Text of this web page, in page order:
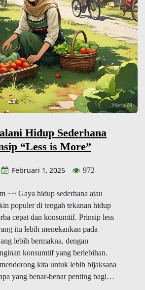
Hidup Sederhana
“Less is More”
Februari 1, 2025 972
~~ Gaya hidup sederhana atau
populer di tengah tekanan hidup
cepat dan konsumtif. Prinsip less
itu lebih menekankan pada
lebih bermakna, dengan
konsumtif yang berlebihan.
kita untuk lebih bijaksana
yang benar-benar penting bagi…